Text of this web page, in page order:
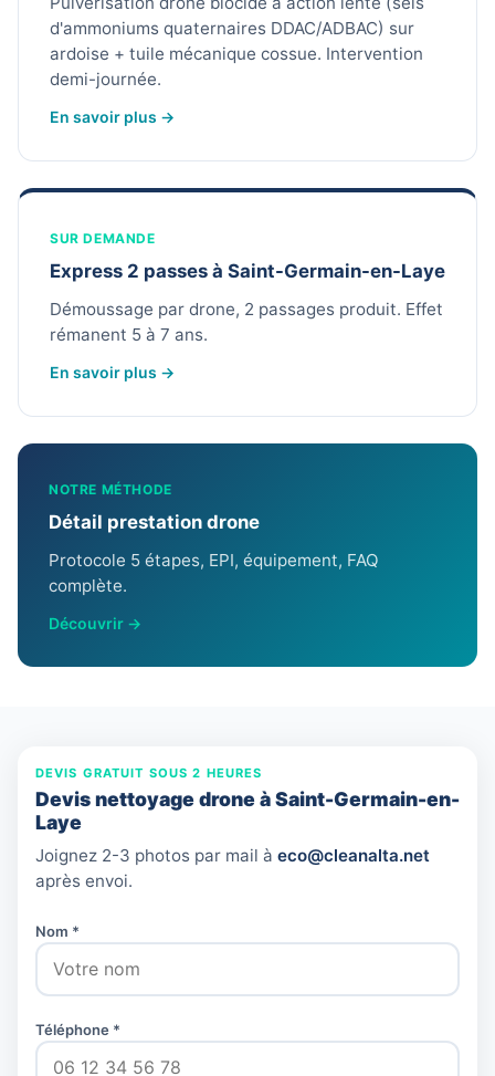
d'ammoniums quaternaires DDAC/ADBAC) sur
ardoise + tuile mécanique cossue. Intervention
demi-journée.
En savoir plus →
SUR DEMANDE
Express 2 passes à Saint-Germain-en-Laye
Démoussage par drone, 2 passages produit. Effet
rémanent 5 à 7 ans.
En savoir plus →
NOTRE MÉTHODE
Détail prestation drone
Protocole 5 étapes, EPI, équipement, FAQ
complète.
Découvrir →
DEVIS GRATUIT SOUS 2 HEURES
Devis nettoyage drone à Saint-Germain-en-
Laye
Joignez 2-3 photos par mail à eco@cleanalta.net
après envoi.
Nom *
Téléphone *